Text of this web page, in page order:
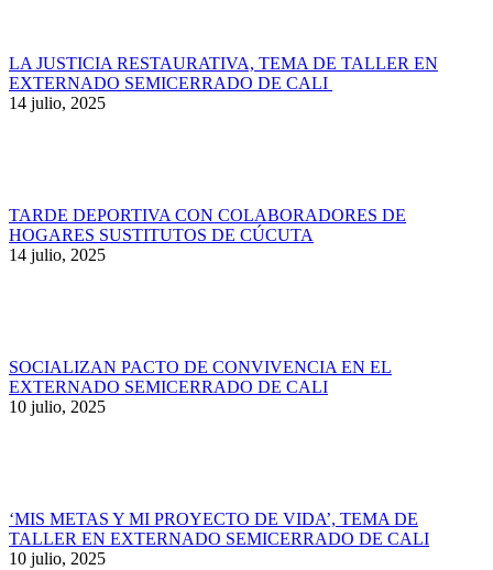
LA JUSTICIA RESTAURATIVA, TEMA DE TALLER EN
EXTERNADO SEMICERRADO DE CALI
14 julio, 2025
TARDE DEPORTIVA CON COLABORADORES DE
HOGARES SUSTITUTOS DE CÚCUTA
14 julio, 2025
SOCIALIZAN PACTO DE CONVIVENCIA EN EL
EXTERNADO SEMICERRADO DE CALI
10 julio, 2025
‘MIS METAS Y MI PROYECTO DE VIDA’, TEMA DE
TALLER EN EXTERNADO SEMICERRADO DE CALI
10 julio, 2025